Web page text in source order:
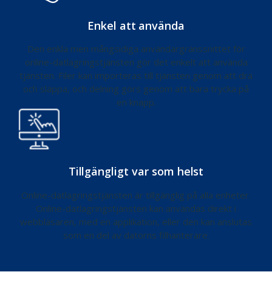
Enkel att använda
Den enkla men mångsidiga användargränssnittet för
online-datlagringstjänsten gör det enkelt att använda
tjänsten. Filer kan importeras till tjänsten genom att dra
och släppa, och delning görs genom att bara trycka på
en knapp.
Tillgängligt var som helst
Online-datlagringstjänsten är tillgänglig på alla enheter.
Online-datlagringstjänsten kan användas direkt i
webbläsaren, med en applikation, eller den kan anslutas
som en del av datorns filhanterare.